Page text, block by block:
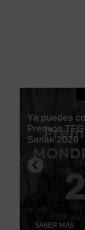
Ya puedes
Premios
Sariak 2026
SABER MÁS